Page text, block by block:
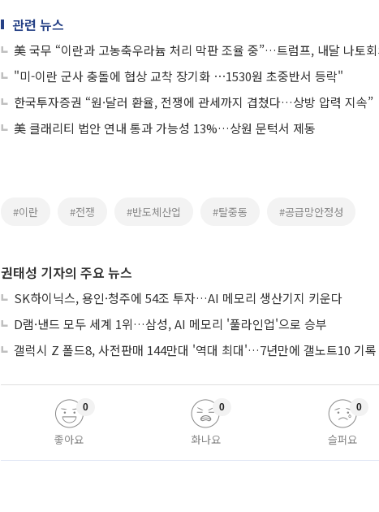
관련 뉴스
美 국무 “이란과 고농축우라늄 처리 막판 조율 중”…트럼프, 내달 나토
"미-이란 군사 충돌에 협상 교착 장기화 ⋯1530원 초중반서 등락"
한국투자증권 “원·달러 환율, 전쟁에 관세까지 겹쳤다…상방 압력 지속”
美 클래리티 법안 연내 통과 가능성 13%…상원 문턱서 제동
#이란 #전쟁 #반도체산업 #탈중동 #공급망안정성
권태성 기자의 주요 뉴스
SK하이닉스, 용인·청주에 54조 투자…AI 메모리 생산기지 키운다
D램·낸드 모두 세계 1위…삼성, AI 메모리 '풀라인업'으로 승부
갤럭시 Z 폴드8, 사전판매 144만대 '역대 최대'…7년만에 갤노트10 기록
좋아요
0
화나요
0
슬퍼요
0